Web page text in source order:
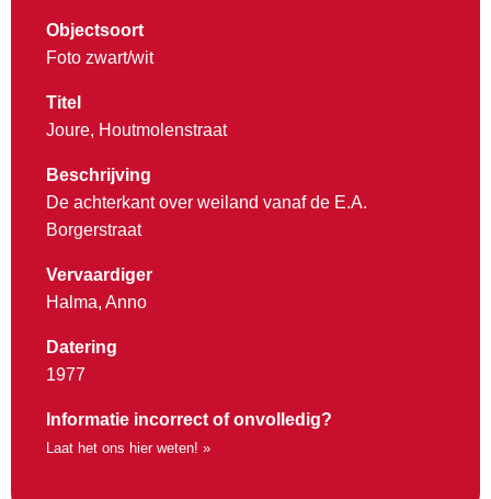
Objectsoort
Foto zwart/wit
Titel
Joure, Houtmolenstraat
Beschrijving
De achterkant over weiland vanaf de E.A.
Borgerstraat
Vervaardiger
Halma, Anno
Datering
1977
Informatie incorrect of onvolledig?
Laat het ons hier weten! »